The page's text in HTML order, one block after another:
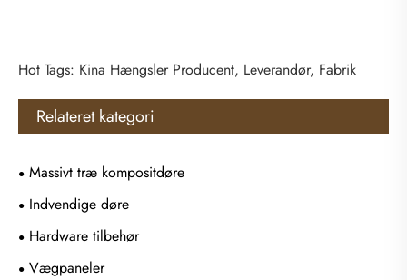
Hot Tags: Kina Hængsler Producent, Leverandør, Fabrik
Relateret kategori
Massivt træ kompositdøre
Indvendige døre
Hardware tilbehør
Vægpaneler